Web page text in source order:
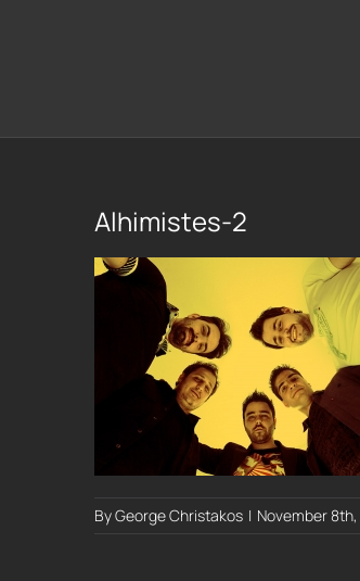
Alhimistes-2
ByGeorge Christakos | November 8th,